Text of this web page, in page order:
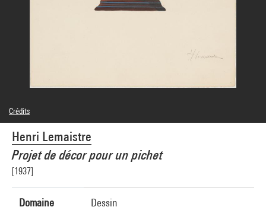
Henri Lemaistre
Projet de décor pour un pichet
[1937]
Domaine Dessin
Crédits
© droits réservés
Crédit photographique : Centre Pompidou, MNAM-CCI/Georges Meguerditchian/Dist.
GrandPalaisRmn
Réf. image : 4N70038
Diffusion image :